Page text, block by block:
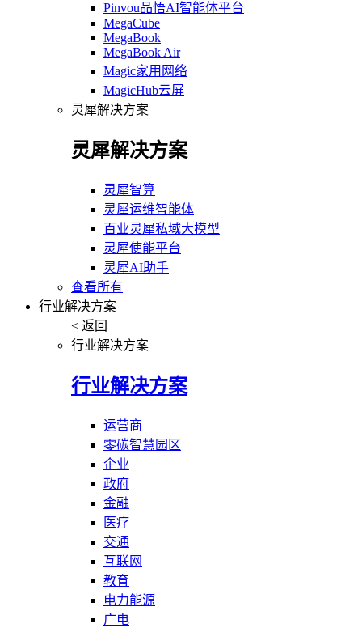
Pinvou品悟AI智能体平台
MegaCube
MegaBook
MegaBook Air
Magic家用网络
MagicHub云屏
灵犀解决方案
灵犀解决方案
灵犀智算
灵犀运维智能体
百业灵犀私域大模型
灵犀使能平台
灵犀AI助手
查看所有
行业解决方案
< 返回
行业解决方案
行业解决方案
运营商
零碳智慧园区
企业
政府
金融
医疗
交通
互联网
教育
电力能源
广电